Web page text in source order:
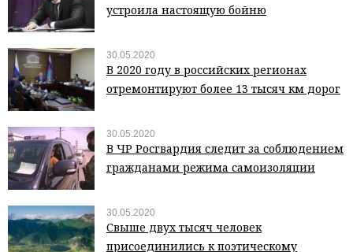
устроила настоящую бойню
30.05.2020
В 2020 году в российских регионах
отремонтируют более 13 тысяч км дорог
30.05.2020
В ЧР Росгвардия следит за соблюдением
гражданами режима самоизоляции
30.05.2020
Свыше двух тысяч человек
присоединились к поэтическому